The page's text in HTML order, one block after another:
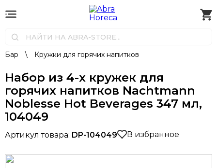
Бар \ Кружки для горячих напитков
Набор из 4-х кружек для
горячих напитков Nachtmann
Noblesse Hot Beverages 347 мл,
104049
Артикул товара: DP-104049 В избранное